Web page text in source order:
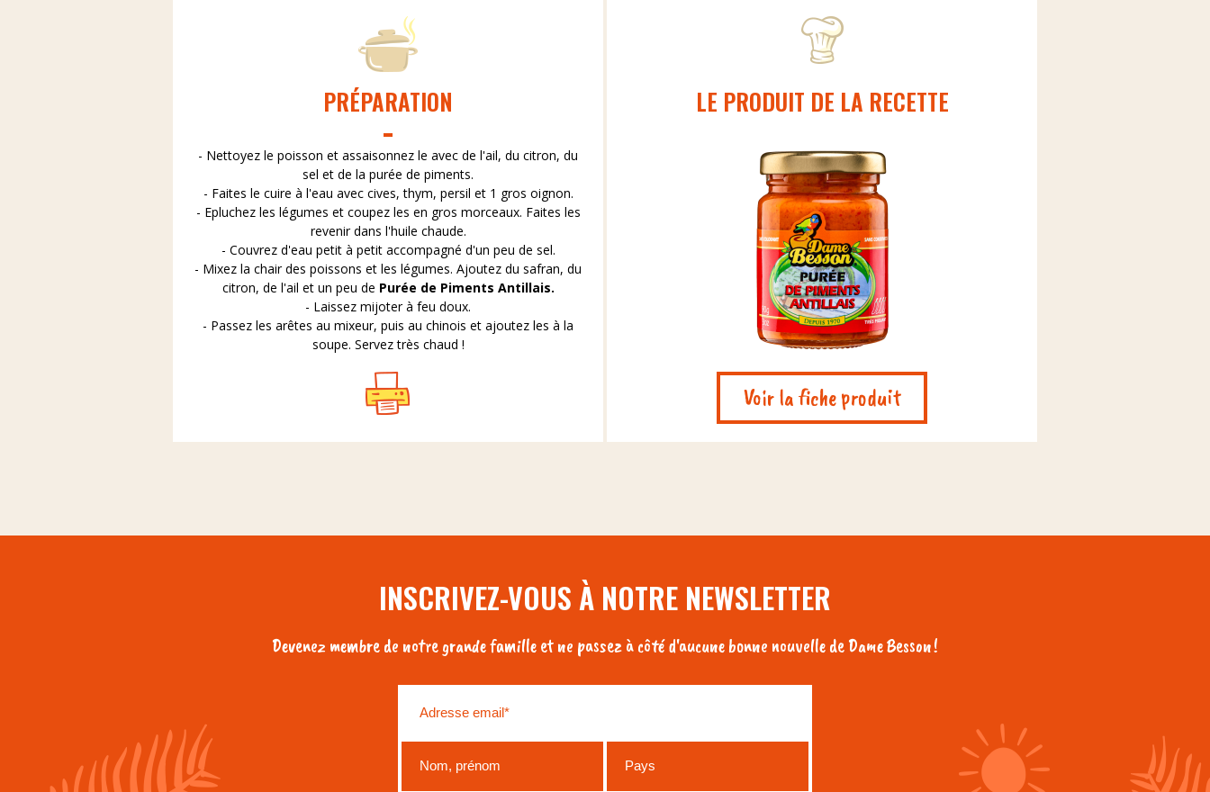
PRÉPARATION
- Nettoyez le poisson et assaisonnez le avec de l'ail, du citron, du
sel et de la purée de piments.
- Faites le cuire à l'eau avec cives, thym, persil et 1 gros oignon.
- Epluchez les légumes et coupez les en gros morceaux. Faites les
revenir dans l'huile chaude.
- Couvrez d'eau petit à petit accompagné d'un peu de sel.
- Mixez la chair des poissons et les légumes. Ajoutez du safran, du
citron, de l'ail et un peu de Purée de Piments Antillais.
- Laissez mijoter à feu doux.
- Passez les arêtes au mixeur, puis au chinois et ajoutez les à la
soupe. Servez très chaud !
LE PRODUIT DE LA RECETTE
Voir la fiche produit
INSCRIVEZ-VOUS À NOTRE NEWSLETTER
Devenez membre de notre grande famille et ne passez à côté d'aucune bonne nouvelle de Dame Besson !